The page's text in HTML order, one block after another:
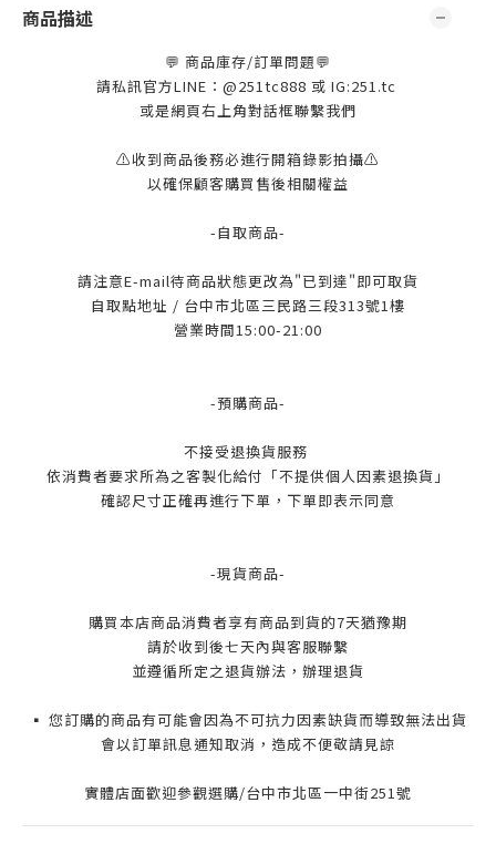
商品描述
💬 商品庫存/訂單問題💬
請私訊官方LINE：@251tc888 或 IG:251.tc
或是網頁右上角對話框聯繫我們
⚠️收到商品後務必進行開箱錄影拍攝⚠️
以確保顧客購買售後相關權益
-自取商品-
請注意E-mail待商品狀態更改為"已到達"即可取貨
自取點地址 / 台中市北區三民路三段313號1樓
營業時間15:00-21:00
-預購商品-
不接受退換貨服務
依消費者要求所為之客製化給付「不提供個人因素退換貨」
確認尺寸正確再進行下單，下單即表示同意
-現貨商品-
購買本店商品消費者享有商品到貨的7天猶豫期
請於收到後七天內與客服聯繫
並遵循所定之退貨辦法，辦理退貨
▪️ 您訂購的商品有可能會因為不可抗力因素缺貨而導致無法出貨
會以訂單訊息通知取消，造成不便敬請見諒
實體店面歡迎參觀選購/台中市北區一中街251號